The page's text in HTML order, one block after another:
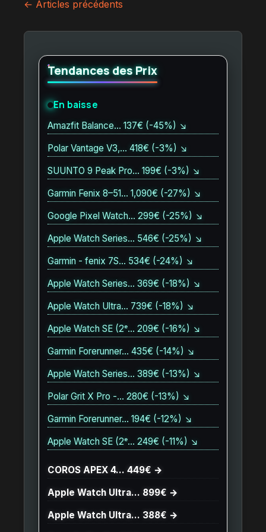
Navigation
des
← Articles précédents
Tendances des Prix
En baisse
Amazfit Balance… 137€ (-45%) ↘
Polar Vantage V3,… 418€ (-3%) ↘
SUUNTO 9 Peak Pro… 199€ (-3%) ↘
Garmin Fenix 8–51… 1,090€ (-27%) ↘
Google Pixel Watch… 299€ (-25%) ↘
Apple Watch Series… 546€ (-25%) ↘
Garmin - fenix 7S… 534€ (-24%) ↘
Apple Watch Series… 369€ (-18%) ↘
Apple Watch Ultra… 739€ (-18%) ↘
Apple Watch SE (2ᵉ… 209€ (-16%) ↘
Garmin Forerunner… 435€ (-14%) ↘
Apple Watch Series… 389€ (-13%) ↘
Polar Grit X Pro -… 280€ (-13%) ↘
Garmin Forerunner… 194€ (-12%) ↘
Apple Watch SE (2ᵉ… 249€ (-11%) ↘
COROS APEX 4… 449€ →
Apple Watch Ultra… 899€ →
Apple Watch Ultra… 388€ →